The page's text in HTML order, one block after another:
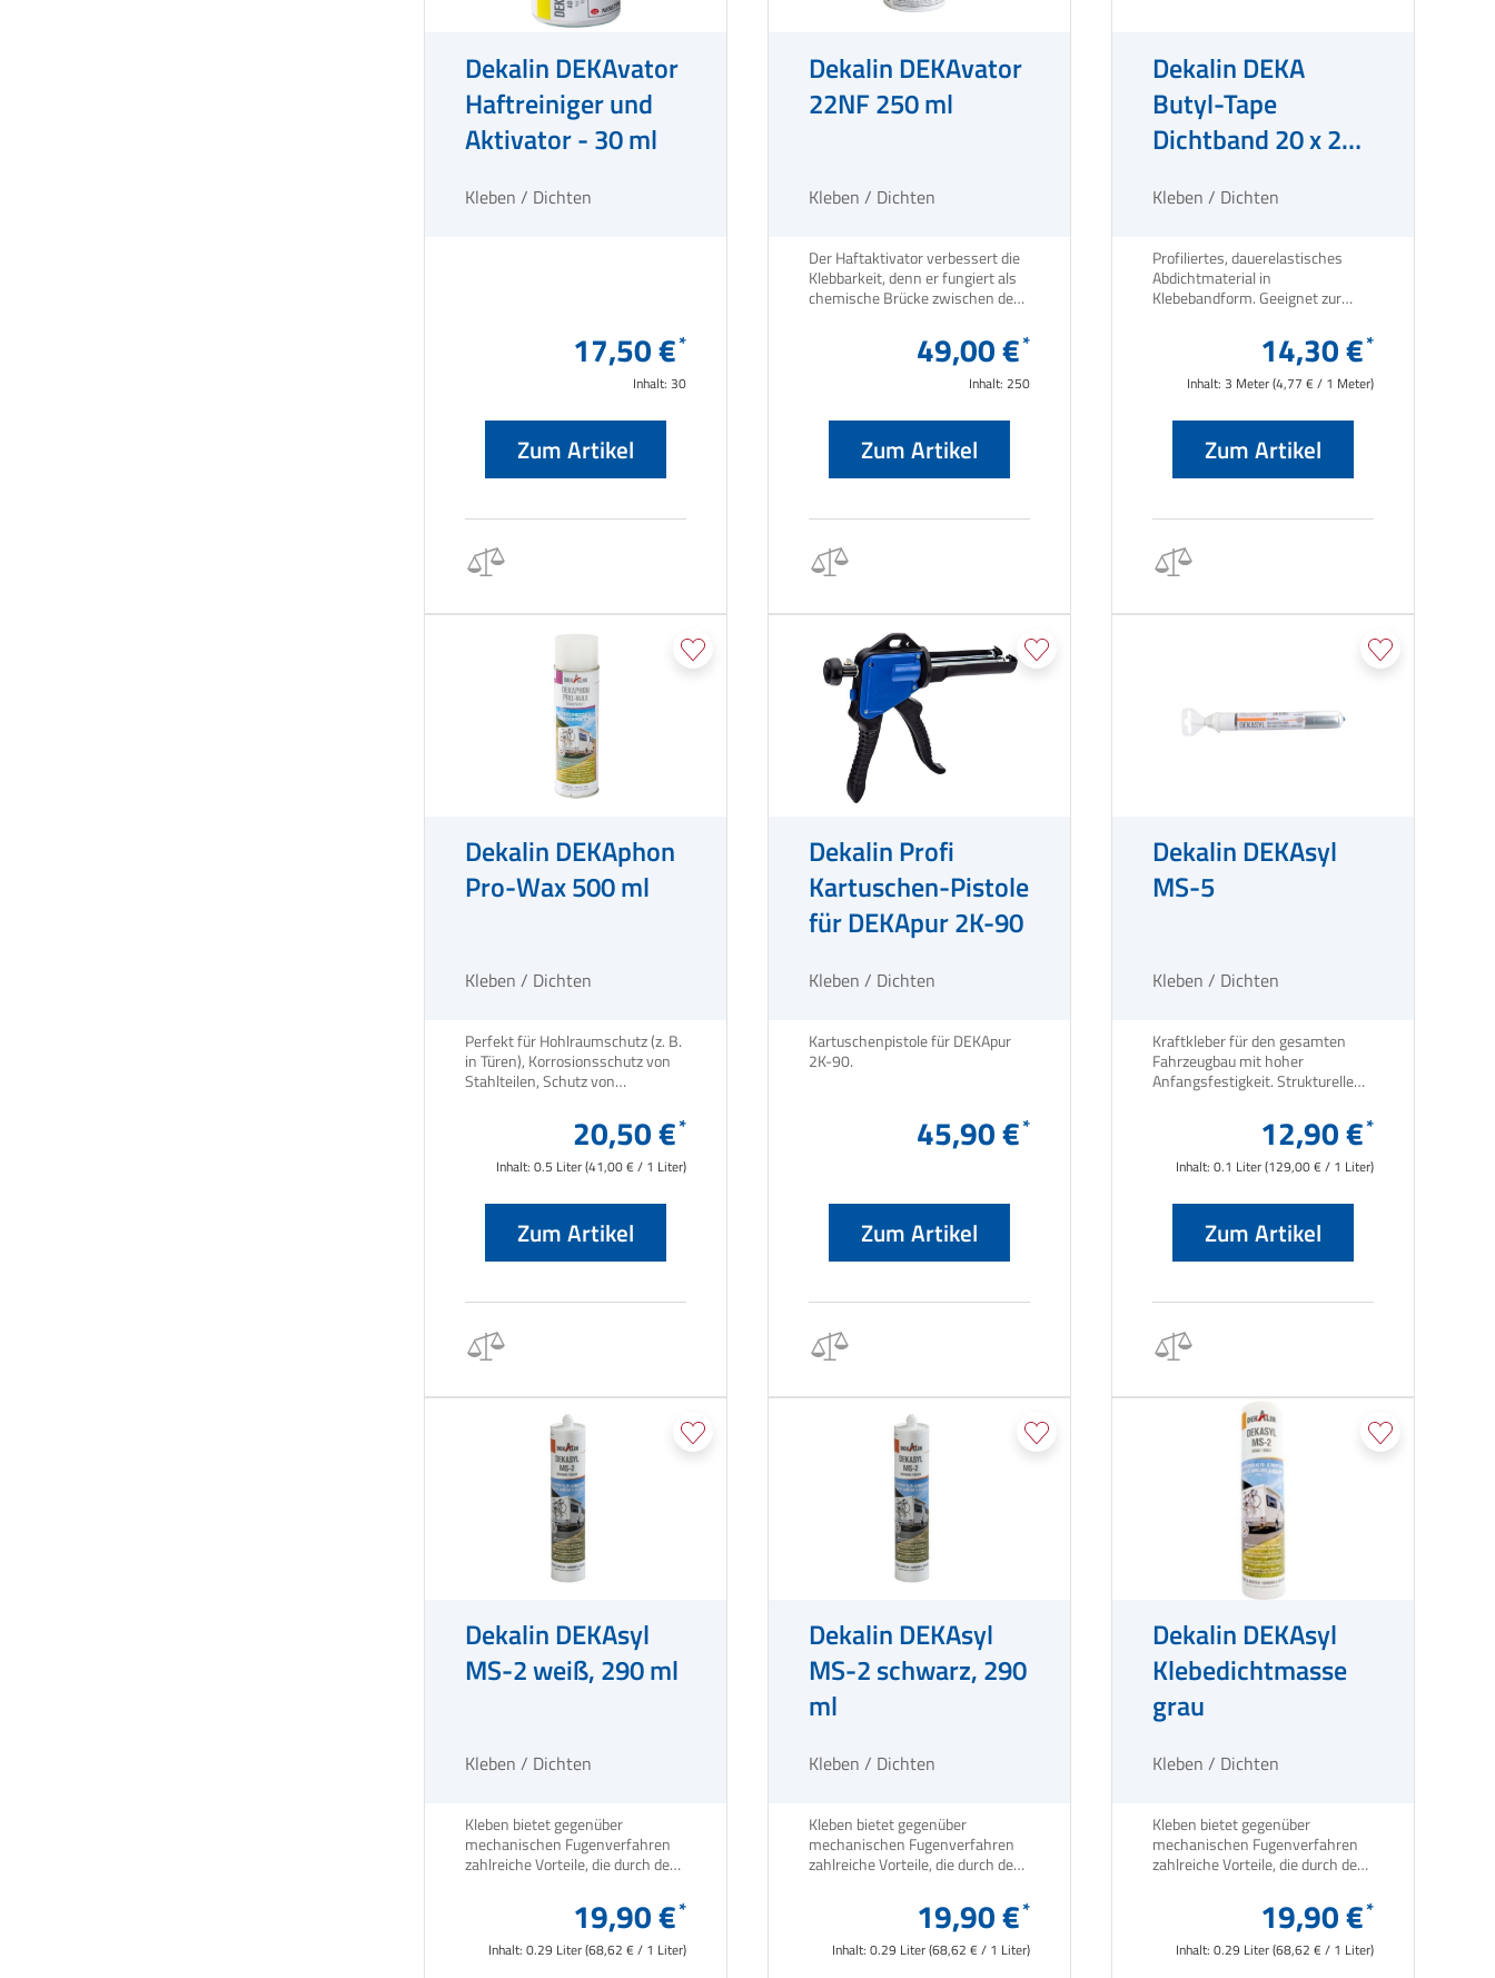
Dekalin DEKAvator
Haftreiniger und
Aktivator - 30 ml
Kleben / Dichten
17,50 €
Inhalt: 30
Zum Artikel
Dekalin DEKAvator
22NF 250 ml
Kleben / Dichten
Der Haftaktivator verbessert die
Klebbarkeit, denn er fungiert als
chemische Brücke zwischen dem
49,00 €
Inhalt: 250
Zum Artikel
Dekalin DEKA
Butyl-Tape
Dichtband 20 x 2
Kleben / Dichten
Profiliertes, dauerelastisches
Abdichtmaterial in
Klebebandform. Geeignet zur
lösemittelfreien Abdichtung von
Kederleisten, Überlappungen und
Haltern.
14,30 €
Inhalt: 3 Meter(4,77 € / 1 Meter)
Zum Artikel
Dekalin DEKAphon
Pro-Wax 500 ml
Kleben / Dichten
Perfekt für Hohlraumschutz (z. B.
in Türen), Korrosionsschutz von
Stahlteilen, Schutz von
schwierig erreichbaren Stellen,
die gegen Korrosion geschützt
werden sollen.
20,50 €
Inhalt: 0.5 Liter(41,00 € / 1 Liter)
Zum Artikel
Dekalin Profi
Kartuschen-Pistole
für DEKApur 2K-90
Kleben / Dichten
Kartuschenpistole für DEKApur
45,90 €
Zum Artikel
Dekalin DEKAsyl
MS-5
Kleben / Dichten
Kraftkleber für den gesamten
Fahrzeugbau mit hoher
Anfangsfestigkeit. Strukturelle
auf Metallrahmen, Eckprofilen
aus Alu, Klimaboxen, Solar- und
SAT-Anlagen, Rahmen und
12,90 €
Inhalt: 0.1 Liter(129,00 € / 1 Liter)
Zum Artikel
Dekalin DEKAsyl
MS-2 weiß, 290 ml
Kleben / Dichten
Kleben bietet gegenüber
mechanischen Fugenverfahren
zahlreiche Vorteile, die durch den
Produkte noch verstärkt werden.
19,90 €
Inhalt: 0.29 Liter(68,62 € / 1 Liter)
Dekalin DEKAsyl
MS-2 schwarz, 290
ml
Kleben / Dichten
Kleben bietet gegenüber
mechanischen Fugenverfahren
zahlreiche Vorteile, die durch den
Produkte noch verstärkt werden.
19,90 €
Inhalt: 0.29 Liter(68,62 € / 1 Liter)
Dekalin DEKAsyl
Klebedichtmasse
grau
Kleben / Dichten
Kleben bietet gegenüber
mechanischen Fugenverfahren
zahlreiche Vorteile, die durch den
Produkte noch verstärkt werden.
19,90 €
Inhalt: 0.29 Liter(68,62 € / 1 Liter)